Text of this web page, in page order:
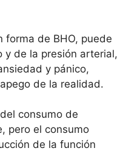
forma de BHO, puede
y de la presión arterial,
y pánico,
de la realidad.
consumo de
pero el consumo
de la función